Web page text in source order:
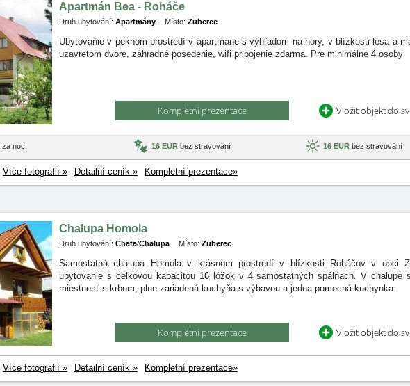
Apartmán Bea - Roháče
Druh ubytování: Apartmány Místo: Zuberec
Ubytovanie v peknom prostredí v apartmáne s výhľadom na hory, v blízkosti lesa a
uzavretom dvore, záhradné posedenie, wifi pripojenie zdarma. Pre minimálne 4 osoby
Kompletní prezentace Vložit objekt do
za noc: 16 EUR bez stravování 16 EUR bez stravování
Více fotografií » Detailní ceník » Kompletní prezentace»
Chalupa Homola
Druh ubytování: Chata/Chalupa Místo: Zuberec
Samostatná chalupa Homola v krásnom prostredí v blízkosti Roháčov v obci
ubytovanie s celkovou kapacitou 16 lôžok v 4 samostatných spálňach. V chalupe
miestnosť s krbom, plne zariadená kuchyňa s výbavou a jedna pomocná kuchynka.
Kompletní prezentace Vložit objekt do
Více fotografií » Detailní ceník » Kompletní prezentace»